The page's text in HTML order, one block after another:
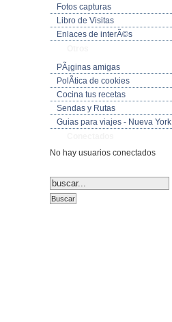
Fotos capturas
Libro de Visitas
Enlaces de interÃ©s
PÃ¡ginas amigas
PolÃ­tica de cookies
Cocina tus recetas
Sendas y Rutas
Guias para viajes - Nueva York
No hay usuarios conectados